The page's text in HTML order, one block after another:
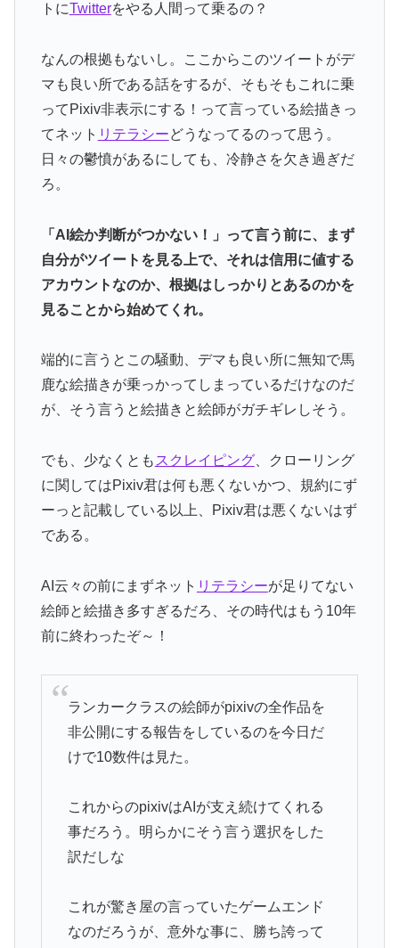
トにTwitterをやる人間って乗るの？
なんの根拠もないし。ここからこのツイートがデ
マも良い所である話をするが、そもそもこれに乗
ってPixiv非表示にする！って言っている絵描きっ
てネット リテラシーどうなってるのって思う。
日々の鬱憤があるにしても、冷静さを欠き過ぎだ
ろ。
「AI絵か判断がつかない！」って言う前に、まず
自分がツイートを見る上で、それは信用に値する
アカウントなのか、根拠はしっかりとあるのかを
見ることから始めてくれ。
端的に言うとこの騒動、デマも良い所に無知で馬
鹿な絵描きが乗っかってしまっているだけなのだ
が、そう言うと絵描きと絵師がガチギレしそう。
でも、少なくとも スクレイピング、クローリング
に関してはPixiv君は何も悪くないかつ、規約にず
ーっと記載している以上、Pixiv君は悪くないはず
である。
AI云々の前にまずネット リテラシーが足りてない
絵師と絵描き多すぎるだろ、その時代はもう10年
前に終わったぞ～！
ランカークラスの絵師がpixivの全作品を
非公開にする報告をしているのを今日だ
けで10数件は見た。
これからのpixivはAIが支え続けてくれる
事だろう。明らかにそう言う選択をした
訳だしな
これが驚き屋の言っていたゲームエンド
なのだろうが、意外な事に、勝ち誇って